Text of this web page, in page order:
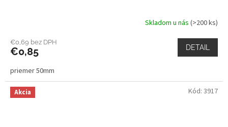
Skladom u nás (>200 ks)
€0,69 bez DPH
€0,85 DETAIL
priemer 50mm
Akcia Kód: 3917